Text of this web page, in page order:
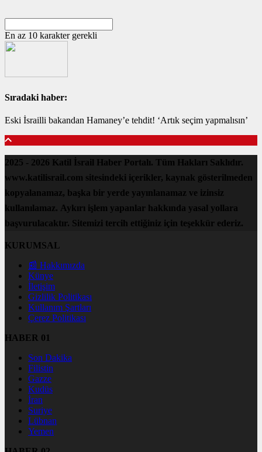
En az 10 karakter gerekli
Sıradaki haber:
Eski İsrailli bakandan Hamaney’e tehdit! ‘Artık seçim yapmalısın’
2025 - 2026 Katil İsrail Haber Portalı. Tüm Hakları Saklıdır.
www.katilisrail.com sitesindeki içerikler, kaynak gösterilmeden
kopyalanamaz, başka bir yerde yayınlanamaz ve izinsiz
kullanılamaz. Aykırı işlem yapanlar hakkında yasal yollara
başvurulacaktır. Sitemizi tercih ettiğiniz için teşekkür ederiz.
KURUMSAL
📰 Hakkımızda
Künye
İletişim
Gizlilik Politikası
Kullanım Şartları
Çerez Politikası
HABER 01
Son Dakika
Filistin
Gazze
Kudüs
İran
Suriye
Lübnan
Yemen